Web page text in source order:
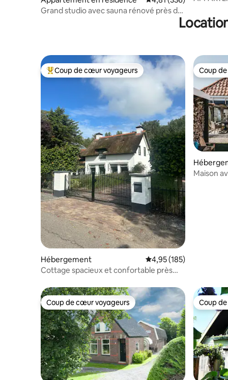
Grand studio avec sauna rénové près de
Coups de cœur voyageurs les plus appréciés
Coup de cœur voyageurs
Hébergement Évaluation moyenne
4,95 (185)
Cottage spacieux et confortable près
Coup
Coup
Maison
Coup de cœur voyageurs
Coup de cœur voyageurs Coup
Coup